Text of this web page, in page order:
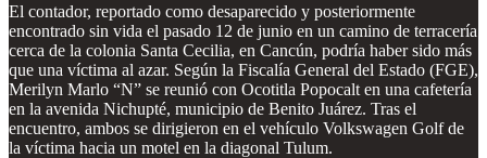
El contador, reportado como desaparecido y posteriormente
encontrado sin vida el pasado 12 de junio en un camino de terracería
cerca de la colonia Santa Cecilia, en Cancún, podría haber sido más
que una víctima al azar. Según la Fiscalía General del Estado (FGE),
Merilyn Marlo “N” se reunió con Ocotitla Popocalt en una cafetería
en la avenida Nichupté, municipio de Benito Juárez. Tras el
encuentro, ambos se dirigieron en el vehículo Volkswagen Golf de
la víctima hacia un motel en la diagonal Tulum.